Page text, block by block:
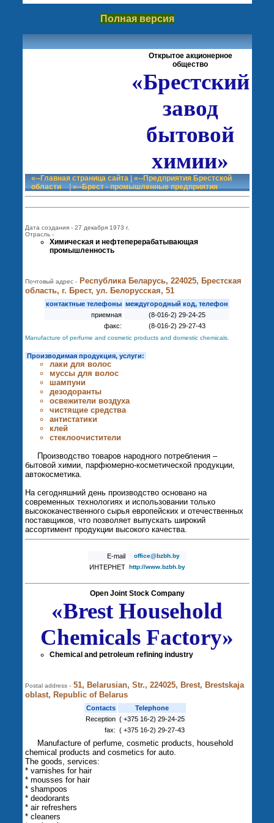
Полная версия
Открытое акционерное
общество
«Брестский
завод
бытовой
химии»
«--Главная страница сайта|«--Предприятия Брестской
области
|«--Брест - промышленные предприятия
Дата создания - 27 декабря 1973 г.
Отрасль -
Химическая и нефтеперерабатывающая
промышленность
Почтовый адрес - Республика Беларусь, 224025, Брестская
область, г. Брест, ул. Белорусская, 51
контактные телефоны междугородный код, телефон
приемная
(8-016-2) 29-24-25
факс:
(8-016-2) 29-27-43
Manufacture of perfume and cosmetic products and domestic chemicals.
Производимая продукция, услуги:
лаки для волос
муссы для волос
шампуни
дезодоранты
освежители воздуха
чистящие средства
антистатики
клей
стеклоочистители
Производство товаров народного потребления –
бытовой химии, парфюмерно-косметической продукции,
автокосметика.
На сегодняшний день производство основано на
современных технологиях и использовании только
высококачественного сырья европейских и отечественных
поставщиков, что позволяет выпускать широкий
ассортимент продукции высокого качества.
E-mail office@bzbh.by
ИНТЕРНЕТ http://www.bzbh.by
Open Joint Stock Company
«Brest Household
Chemicals Factory»
Chemical and petroleum refining industry
Postal address - 51, Belarusian, Str., 224025, Brest, Brestskaja
oblast, Republic of Belarus
Contacts
Telephone
Reception ( +375 16-2) 29-24-25
fax: ( +375 16-2) 29-27-43
Manufacture of perfume, cosmetic products, household
chemical products and cosmetics for auto.
The goods, services:
* varnishes for hair
* mousses for hair
* shampoos
* deodorants
* air refreshers
* cleaners